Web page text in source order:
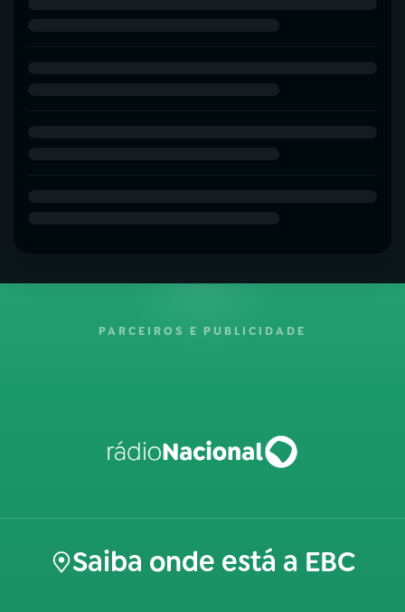
PARCEIROS E PUBLICIDADE
Saiba onde está a EBC